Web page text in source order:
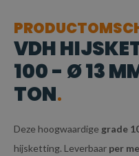
VDH
100 - Ø 13
TON
Deze hoogwaardige grade
hijsketting. Leverbaar per